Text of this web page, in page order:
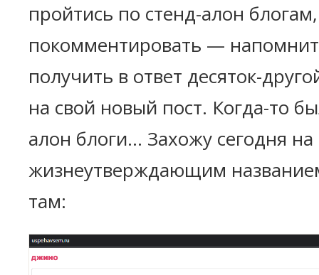
пройтись по стенд-алон блогам,
покомментировать —
получить в ответ десяток-
на свой новый пост. Когда-то
алон блоги... Захожу сегодня
жизнеутверждающим
там: